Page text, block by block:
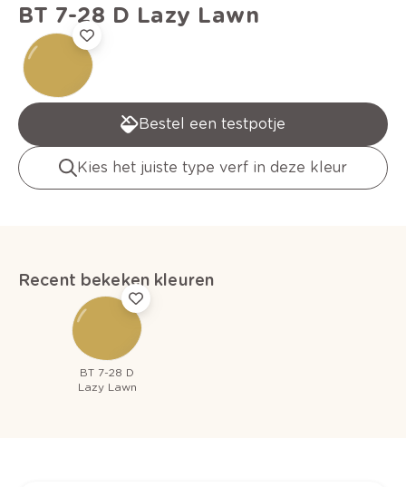
BT 7-28 D Lazy Lawn
Bestel een testpotje
Kies het juiste type verf in deze kleur
Recent bekeken kleuren
BT 7-28 D
Lazy Lawn